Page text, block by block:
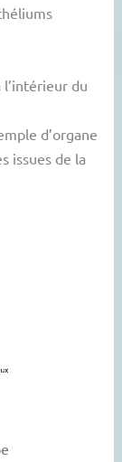
du
d’organe
issues de la